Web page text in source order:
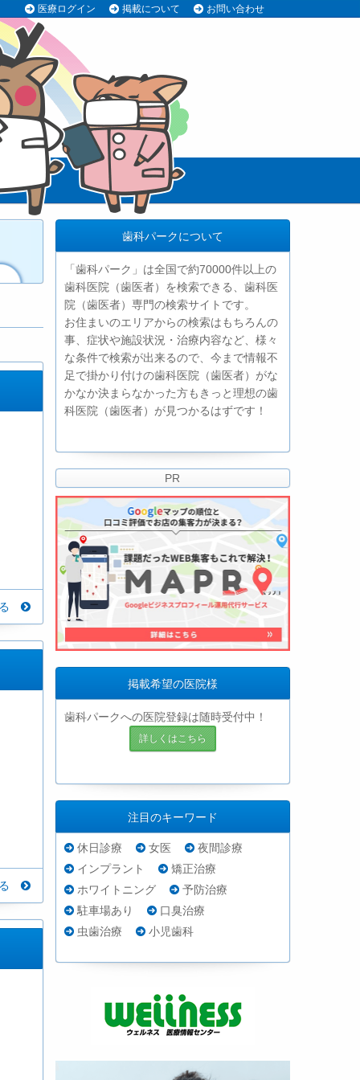
医療ログイン 掲載について お問い合わせ
歯科パークについて
「歯科パーク」は全国で約70000件以上の
歯科医院（歯医者）を検索できる、歯科医
院（歯医者）専門の検索サイトです。
お住まいのエリアからの検索はもちろんの
事、症状や施設状況・治療内容など、様々
な条件で検索が出来るので、今まで情報不
足で掛かり付けの歯科医院（歯医者）がな
かなか決まらなかった方もきっと理想の歯
科医院（歯医者）が見つかるはずです！
PR
掲載希望の医院様
歯科パークへの医院登録は随時受付中！
詳しくはこちら
注目のキーワード
休日診療 女医
夜間診療
インプラント
矯正治療
ホワイトニング
予防治療
駐車場あり
口臭治療
虫歯治療
小児歯科